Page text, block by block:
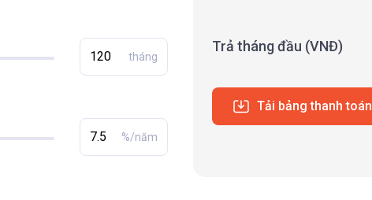
tháng
%/năm
Trả tháng đầu (VNĐ)
Tải bảng thanh toán